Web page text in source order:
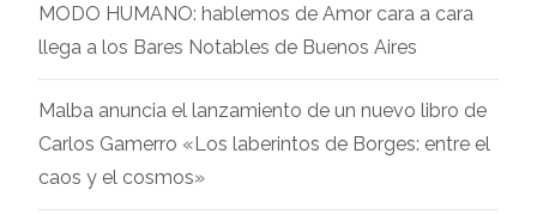
MODO HUMANO: hablemos de Amor cara a cara
llega a los Bares Notables de Buenos Aires
Malba anuncia el lanzamiento de un nuevo libro de
Carlos Gamerro «Los laberintos de Borges: entre el
caos y el cosmos»